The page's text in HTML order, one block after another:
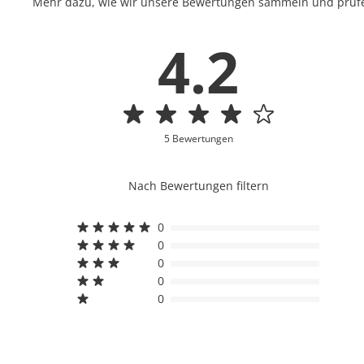
4.2
5 Bewertungen
Nach Bewertungen filtern
0
0
0
0
0